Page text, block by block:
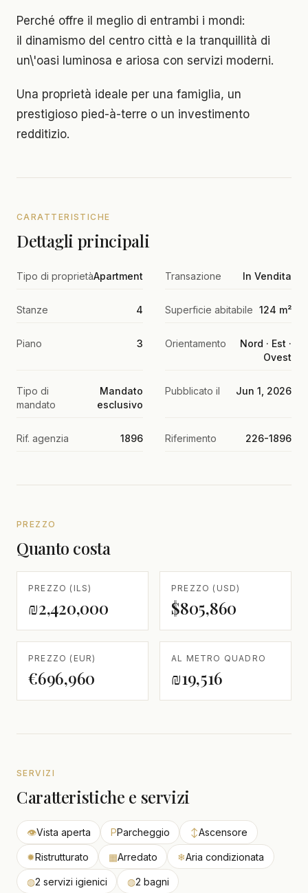
Perché offre il meglio di entrambi i mondi:
il dinamismo del centro città e la tranquillità di
un\'oasi luminosa e ariosa con servizi moderni.
Una proprietà ideale per una famiglia, un
prestigioso pied-à-terre o un investimento
redditizio.
CARATTERISTICHE
Dettagli principali
Tipo di proprietàApartment Transazione In Vendita
Stanze 4 Superficie abitabile 124 m²
Piano 3 Orientamento
Nord · Est ·
Ovest
Tipo di
mandato
Mandato
esclusivo
Pubblicato il Jun 1, 2026
Rif. agenzia 1896 Riferimento 226-1896
PREZZO
Quanto costa
PREZZO (ILS)
₪2,420,000
PREZZO (USD)
$805,860
PREZZO (EUR)
€696,960
AL METRO QUADRO
₪19,516
SERVIZI
Caratteristiche e servizi
👁Vista aperta PParcheggio ↕Ascensore
✹Ristrutturato ▦Arredato ❄Aria condizionata
◍2 servizi igienici ◍2 bagni